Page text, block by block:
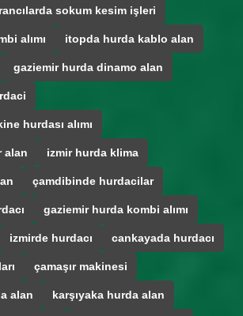
sokum kesim işleri
alımı itopda hurda kablo alan
gaziemir hurda dinamo alan
hurdası alımı
alan izmir hurda klima
çamdibinde hurdacilar
gaziemir hurda kombi alımı
izmirde hurdacı cankayada hurdacı
çamaşır makinesi
alan karşıyaka hurda alan